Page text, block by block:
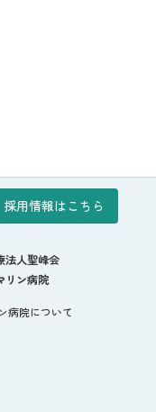
採用情報はこちら
法人聖峰会
リン病院
病院について